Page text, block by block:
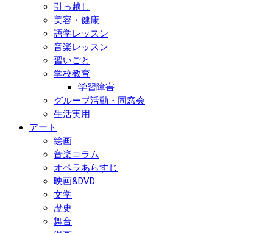
引っ越し
美容・健康
語学レッスン
音楽レッスン
習いごと
学校教育
学習障害
グループ活動・同窓会
生活実用
アート
絵画
音楽コラム
オペラあらすじ
映画&DVD
文学
歴史
舞台